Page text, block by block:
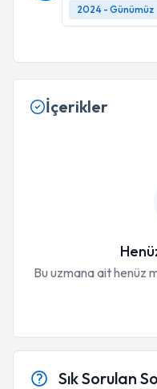
2024 - Günümüz
İçerikler
Bu uzmana ait henüz
Sık Sorulan